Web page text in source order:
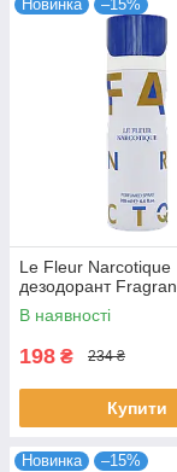
Новинка –15%
Le Fleur Narcotique
дезодорант
В наявності
198 ₴ 234 ₴
Купити
Новинка –15%